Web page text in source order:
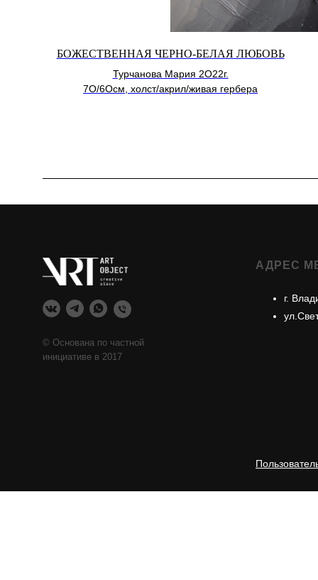
БОЖЕСТВЕННАЯ ЧЕРНО-БЕЛАЯ ЛЮБОВЬ
Турчанова Мария 2О22г.
7О/6Осм, холст/акрил/живая гербера
АДРЕС
г.
© Основана по частной
инициативе в 2017